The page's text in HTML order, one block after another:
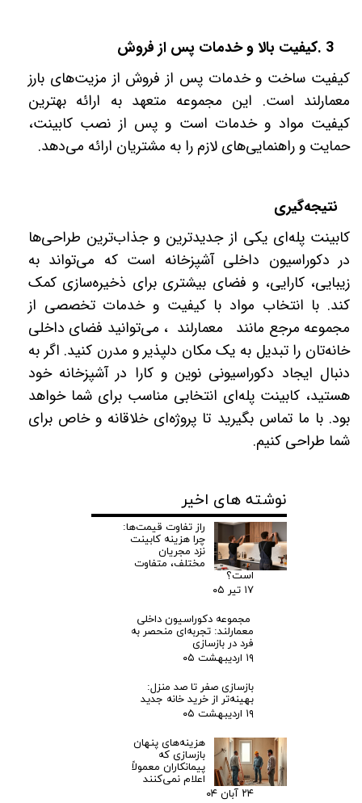
3
.کیفیت بالا و خدمات پس از فروش
کیفیت ساخت و خدمات پس از فروش از مزیت‌های بارز
معمارلند است. این مجموعه متعهد به ارائه بهترین
کیفیت مواد و خدمات است و پس از نصب کابینت،
حمایت و راهنمایی‌های لازم را به مشتریان ارائه می‌دهد.
نتیجه‌گیری
کابینت پله‌ای یکی از جدیدترین و جذاب‌ترین طراحی‌ها
در دکوراسیون داخلی آشپزخانه است که می‌تواند به
زیبایی، کارایی، و فضای بیشتری برای ذخیره‌سازی کمک
کند. با انتخاب مواد با کیفیت و خدمات تخصصی از
مجموعه مرجع مانند معمارلند ، می‌توانید فضای داخلی
خانه‌تان را تبدیل به یک مکان دلپذیر و مدرن کنید. اگر به
دنبال ایجاد دکوراسیونی نوین و کارا در آشپزخانه خود
هستید، کابینت پله‌ای انتخابی مناسب برای شما خواهد
بود. با ما تماس بگیرید تا پروژه‌ای خلاقانه و خاص برای
شما طراحی کنیم.
نوشته های اخیر
راز تفاوت قیمت‌ها:
چرا هزینه کابینت
نزد مجریان
مختلف، متفاوت
است؟
۱۷ تیر ۰۵
مجموعه دکوراسیون داخلی
معمارلند: تجربه‌ای منحصر به
فرد در بازسازی
۱۹ اردیبهشت ۰۵
بازسازی صفر تا صد منزل:
بهینه‌تر از خرید خانه جدید
۱۹ اردیبهشت ۰۵
هزینه‌های پنهان
بازسازی که
پیمانکاران معمولاً
اعلام نمی‌کنند
۲۴ آبان ۰۴